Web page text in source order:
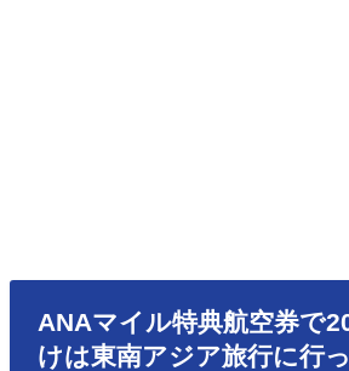
ANAマイル特典航空券で
けは東南アジア旅行に行